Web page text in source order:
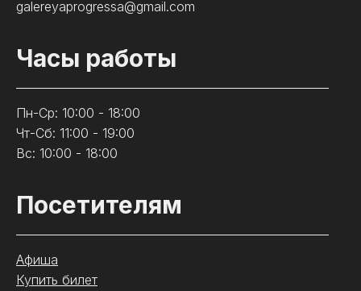
galereyaprogressa@gmail.com
Часы работы
Пн-Ср: 10:00 - 18:00
Чт-Сб: 11:00 - 19:00
Вс: 10:00 - 18:00
Посетителям
Афиша
Купить билет